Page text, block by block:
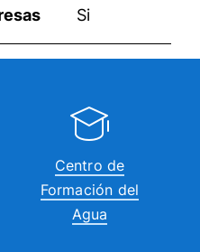
Si
Centro de
Formación del
Agua